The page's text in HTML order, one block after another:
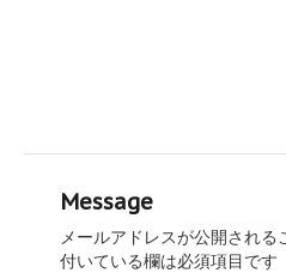
Message
メールアドレスが公開される
付いている欄は必須項目です